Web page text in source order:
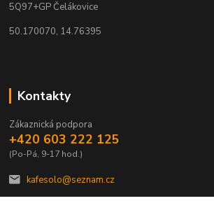
5Q97+GP Čelákovice
50.170070, 14.76395
Kontakty
Zákaznická podpora
+420 603 222 125
(Po-Pá, 9-17 hod.)
kafesolo@seznam.cz